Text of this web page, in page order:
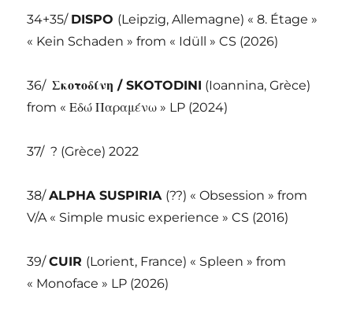
34+35/ DISPO (Leipzig, Allemagne) « 8. Étage »
« Kein Schaden » from « Idüll » CS (2026)
36/ Σκοτοδίνη / SKOTODINI (Ioannina, Grèce)
from «Εδώ Παραμένω » LP (2024)
37/ ? (Grèce) 2022
38/ALPHA SUSPIRIA (??) « Obsession » from
V/A « Simple music experience » CS (2016)
39/CUIR (Lorient, France) « Spleen » from
« Monoface » LP (2026)